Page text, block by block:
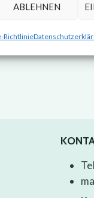
ABLEHNEN
Richtlinie